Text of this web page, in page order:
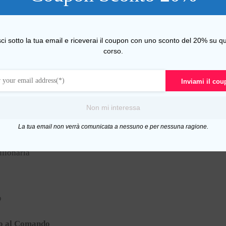
Big Luca – Offertona di Natale
sincere e allarmanti lezioni imparate in trincea in
tuo inconscio il MINDSET dell’imprenditore
(o un professionista) sopravvissuto a questo feroce 2021, il
i seguenti corsi :
al Comando
sotto la tua email e riceverai il coupon con uno sconto del 20% su
corso.
Inviami il
Non mi interessa
La tua email non verrà comunicata a nessuno e per nessuna ragione.